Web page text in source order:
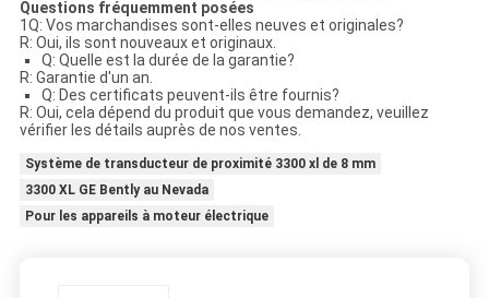
Questions fréquemment posées
1Q: Vos marchandises sont-elles neuves et originales?
R: Oui, ils sont nouveaux et originaux.
Q: Quelle est la durée de la garantie?
R: Garantie d'un an.
Q: Des certificats peuvent-ils être fournis?
R: Oui, cela dépend du produit que vous demandez, veuillez
vérifier les détails auprès de nos ventes.
Système de transducteur de proximité 3300 xl de 8 mm
3300 XL GE Bently au Nevada
Pour les appareils à moteur électrique